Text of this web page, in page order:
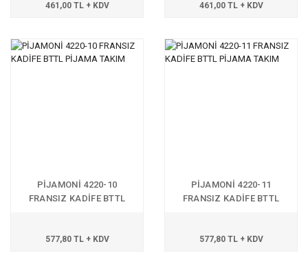
461,00 TL + KDV 461,00 TL + KDV
PİJAMONİ 4220-10
FRANSIZ KADİFE BTTL
577,80 TL + KDV
PİJAMONİ 4220-11
FRANSIZ KADİFE BTTL
577,80 TL + KDV